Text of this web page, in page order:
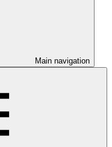
Main navigation